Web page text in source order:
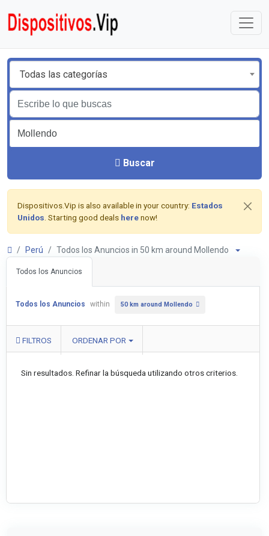
Todas las categorías
Buscar
Dispositivos.Vip is also available in your country: Estados
Unidos . Starting good deals herenow!
Perú Todos los Anuncios in 50 km around Mollendo
Todos los Anuncios
Todos los Anuncios within 50 km around Mollendo
FILTROS ORDENAR POR
Sin resultados. Refinar la búsqueda utilizando otros criterios.